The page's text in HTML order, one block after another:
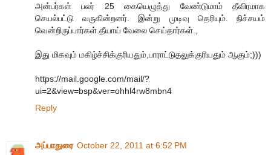
அன்பர்கள் பலர் 25 கையெழுத்து வேண்டுமாம் தீவிரமாக
செயல்பட்டு வருகின்றனர். இன்று முடிவு தெரியும். நிச்சயம்
வென்றிருப்பார்கள்.தீயாய் வேலை செய்தார்கள்.,
இது மிகவும் மகிழ்ச்சிக்குரியதும்,பாராட்டுதலுக்குரியதும் ஆகும்;)))
https://mail.google.com/mail/?
ui=2&view=bsp&ver=ohhl4rw8mbn4
Reply
அப்பாதுரை October 22, 2011 at 6:52 PM